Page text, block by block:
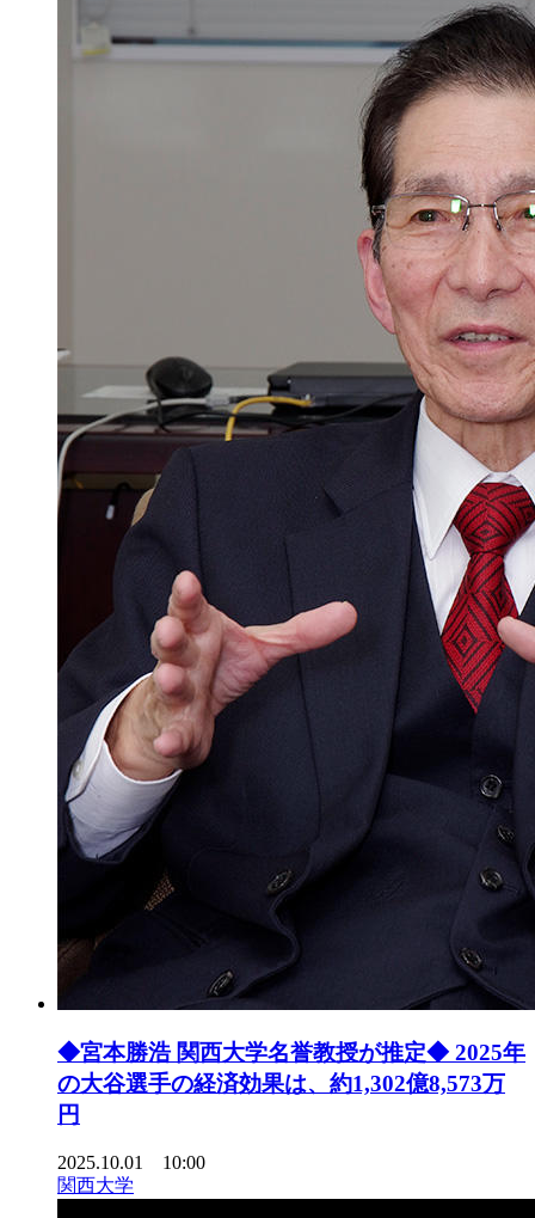
◆宮本勝浩 関西大学名誉教授が推定◆ 2025年
の大谷選手の経済効果は、約1,302億8,573万
円
2025.10.01 10:00
関西大学